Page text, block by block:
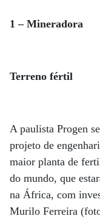
1 – Mineradora
Terreno fértil
A paulista Progen
projeto de
maior planta de
do mundo, que
na África, com
Murilo Ferreira